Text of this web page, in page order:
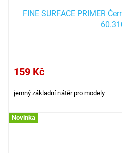
FINE SURFACE PRIMER
159 Kč
jemný základní nátěr pro modely
Novinka